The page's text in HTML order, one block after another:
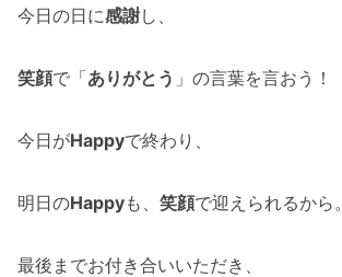
今日の日に感謝し、
笑顔で「ありがとう 」の言葉を言おう！
今日がHappyで終わり、
明日のHappyも、 笑顔で迎えられるから。
最後までお付き合いいただき、